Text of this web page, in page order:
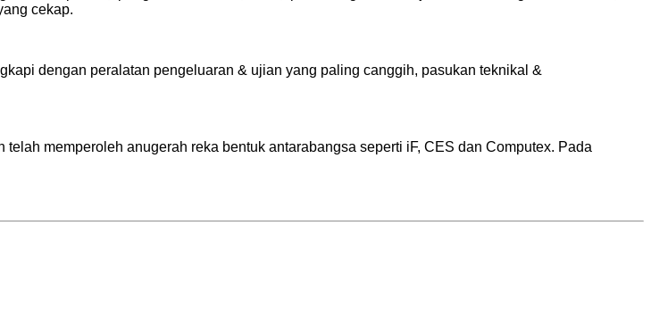
cekap.
dengan peralatan pengeluaran & ujian yang paling canggih, pasukan teknikal &
memperoleh anugerah reka bentuk antarabangsa seperti iF, CES dan Computex. Pada